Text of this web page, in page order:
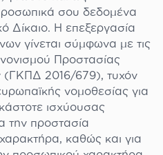
σου δεδομένα
Δίκαιο. Η επεξεργασία
γίνεται σύμφωνα με τις
Προστασίας
2016/679), τυχόν
νομοθεσίας για
ισχύουσας
την προστασία
καθώς και για